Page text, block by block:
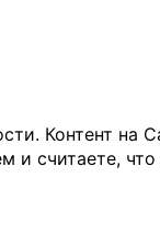
Контент
и считаете,